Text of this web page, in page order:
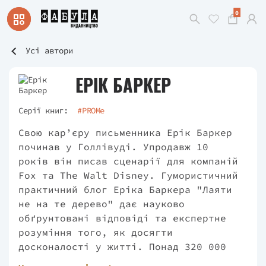
0
Усі автори
ЕРІК БАРКЕР
Серії книг: #PROMe
Свою кар’єру письменника Ерік Баркер
починав у Голлівуді. Упродавж 10
років він писав сценарії для компаній
Fox та The Walt Disney. Гумористичний
практичний блог Еріка Баркера "Лаяти
не на те дерево" дає науково
обґрунтовані відповіді та експертне
розуміння того, як досягти
досконалості у житті. Понад 320 000